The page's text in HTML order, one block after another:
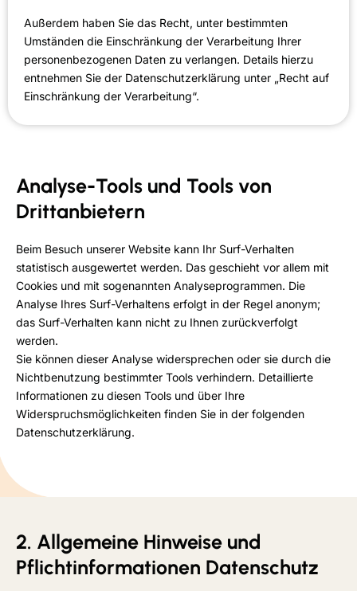
Außerdem haben Sie das Recht, unter bestimmten
Umständen die Einschränkung der Verarbeitung Ihrer
personenbezogenen Daten zu verlangen. Details hierzu
entnehmen Sie der Datenschutzerklärung unter „Recht auf
Einschränkung der Verarbeitung“.
Analyse-Tools und Tools von
Drittanbietern
Beim Besuch unserer Website kann Ihr Surf-Verhalten
statistisch ausgewertet werden. Das geschieht vor allem mit
Cookies und mit sogenannten Analyseprogrammen. Die
Analyse Ihres Surf-Verhaltens erfolgt in der Regel anonym;
das Surf-Verhalten kann nicht zu Ihnen zurückverfolgt
werden.
Sie können dieser Analyse widersprechen oder sie durch die
Nichtbenutzung bestimmter Tools verhindern. Detaillierte
Informationen zu diesen Tools und über Ihre
Widerspruchsmöglichkeiten finden Sie in der folgenden
Datenschutzerklärung.
2. Allgemeine Hinweise und
Pflichtinformationen Datenschutz